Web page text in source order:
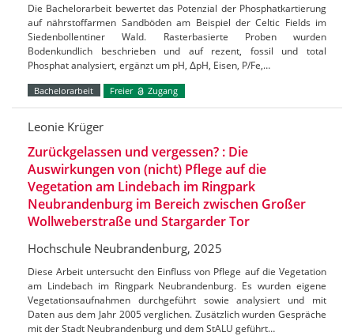
Die Bachelorarbeit bewertet das Potenzial der Phosphatkartierung
auf nährstoffarmen Sandböden am Beispiel der Celtic Fields im
Siedenbollentiner Wald. Rasterbasierte Proben wurden
Bodenkundlich beschrieben und auf rezent, fossil und total
Phosphat analysiert, ergänzt um pH, ΔpH, Eisen, P/Fe,…
Bachelorarbeit Freier Zugang
Leonie Krüger
Zurückgelassen und vergessen? : Die
Auswirkungen von (nicht) Pflege auf die
Vegetation am Lindebach im Ringpark
Neubrandenburg im Bereich zwischen Großer
Wollweberstraße und Stargarder Tor
Hochschule Neubrandenburg, 2025
Diese Arbeit untersucht den Einfluss von Pflege auf die Vegetation
am Lindebach im Ringpark Neubrandenburg. Es wurden eigene
Vegetationsaufnahmen durchgeführt sowie analysiert und mit
Daten aus dem Jahr 2005 verglichen. Zusätzlich wurden Gespräche
mit der Stadt Neubrandenburg und dem StALU geführt…